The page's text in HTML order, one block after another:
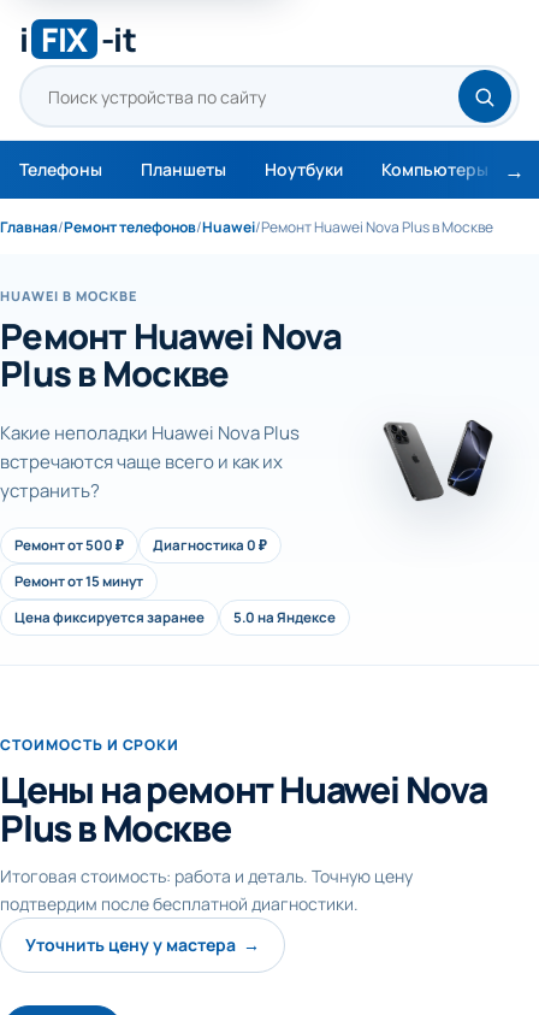
i FIX -it
Телефоны Планшеты Ноутбуки Компьютеры
Главная/Ремонт телефонов/Huawei/Ремонт Huawei Nova Plus в Москве
HUAWEI В МОСКВЕ
Ремонт Huawei Nova
Plus в Москве
Какие неполадки Huawei Nova Plus
встречаются чаще всего и как их
устранить?
Ремонт от 500 ₽
Диагностика 0 ₽
Ремонт от 15 минут
Цена фиксируется заранее
5.0 на Яндексе
СТОИМОСТЬ И СРОКИ
Цены на ремонт Huawei Nova
Plus в Москве
Итоговая стоимость: работа и деталь. Точную цену
подтвердим после бесплатной диагностики.
Уточнить цену у мастера →